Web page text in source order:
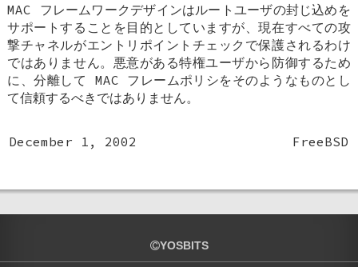
MAC フレームワークデザインはルートユーザの封じ込めを
サポートすることを目的としていますが、現在すべての攻
撃チャネルがエントリポイントチェックで保護されるわけ
ではありません。悪意がある特権ユーザから防御するため
に、分離して MAC フレームポリシをそのようなものとし
て信頼するべきではありません。
December 1, 2002 FreeBSD
YOSBITS